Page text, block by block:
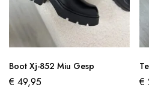
Boot Xj-852 Miu Gesp
€ 49,95 €